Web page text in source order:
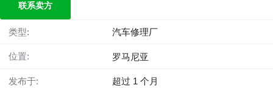
联系卖方
类型: 汽车修理厂
位置: 罗马尼亚
发布于: 超过 1 个月